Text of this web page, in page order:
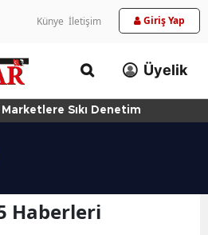
Künye İletişim Giriş Yap
Üyelik
Sıkı Denetim
Haberleri